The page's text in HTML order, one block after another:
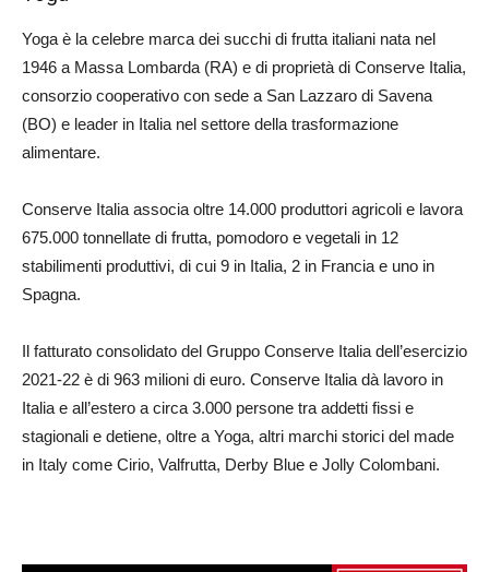
Yoga è la celebre marca dei succhi di frutta italiani nata nel
1946 a Massa Lombarda (RA) e di proprietà di Conserve Italia,
consorzio cooperativo con sede a San Lazzaro di Savena
(BO) e leader in Italia nel settore della trasformazione
alimentare.
Conserve Italia associa oltre 14.000 produttori agricoli e lavora
675.000 tonnellate di frutta, pomodoro e vegetali in 12
stabilimenti produttivi, di cui 9 in Italia, 2 in Francia e uno in
Spagna.
Il fatturato consolidato del Gruppo Conserve Italia dell’esercizio
2021-22 è di 963 milioni di euro. Conserve Italia dà lavoro in
Italia e all’estero a circa 3.000 persone tra addetti fissi e
stagionali e detiene, oltre a Yoga, altri marchi storici del made
in Italy come Cirio, Valfrutta, Derby Blue e Jolly Colombani.